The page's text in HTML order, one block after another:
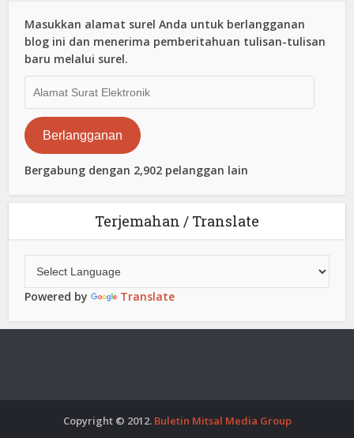
Masukkan alamat surel Anda untuk berlangganan
blog ini dan menerima pemberitahuan tulisan-tulisan
baru melalui surel.
Surat
Elektronik
Berlangganan
Bergabung dengan 2,902 pelanggan lain
Terjemahan / Translate
Powered by Translate
Copyright © 2012. Buletin Mitsal Media Group